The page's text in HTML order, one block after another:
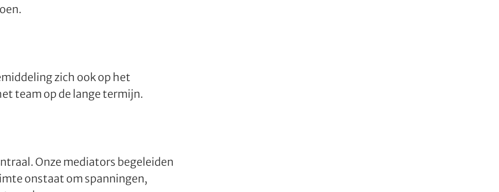
zich ook op het
team op de lange termijn.
Onze mediators begeleiden
onstaat om spanningen,